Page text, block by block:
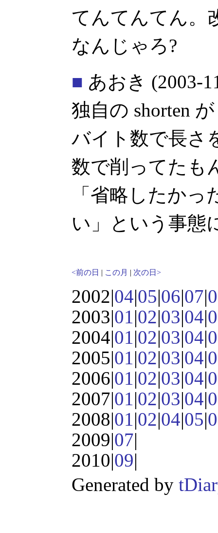
てんてんてん。
なんじゃろ?
■ あおき (2003-
独自の shorten
バイト数で長さ
数で削ってたも
「省略したか
い」という事
<前の日 | この月 | 次の日>
2002|04|05|06|07|
2003|01|02|03|04|
2004|01|02|03|04|
2005|01|02|03|04|
2006|01|02|03|04|
2007|01|02|03|04|
2008|01|02|04|05|
2009|07|
2010|09|
Generated by